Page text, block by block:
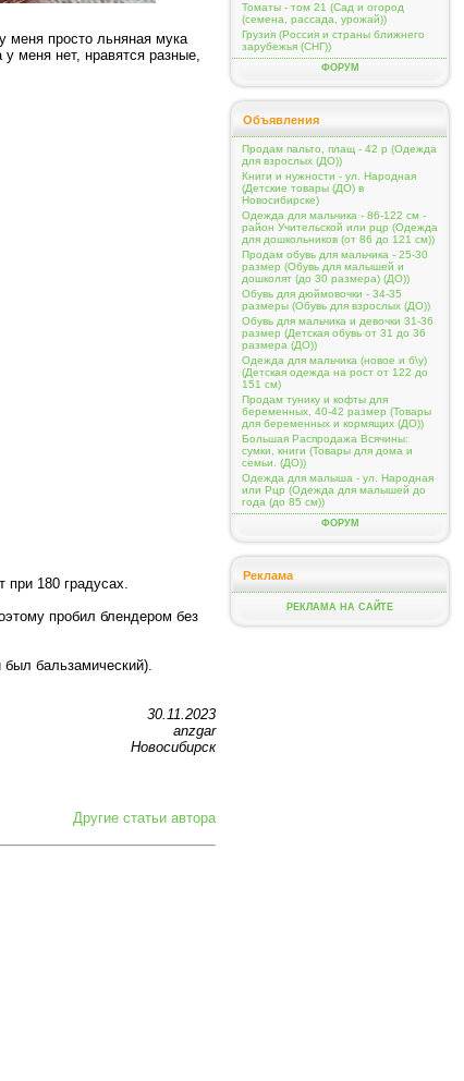
меня просто льняная мука
меня нет, нравятся разные,
180 градусах.
пробил блендером без
бальзамический).
30.11.2023
anzgar
Новосибирск
Другие статьи автора
Томаты - том 21 (Сад и огород
(семена, рассада, урожай))
Грузия (Россия и страны ближнего
зарубежья (СНГ))
ФОРУМ
Объявления
Продам пальто, плащ - 42 р (Одежда
для взрослых (ДО))
Книги и нужности - ул. Народная
(Детские товары (ДО) в
Новосибирске)
Одежда для мальчика - 86-122 см -
район Учительской или рцр (Одежда
для дошкольников (от 86 до 121 см))
Продам обувь для мальчика - 25-30
размер (Обувь для малышей и
дошколят (до 30 размера) (ДО))
Обувь для дюймовочки - 34-35
размеры (Обувь для взрослых (ДО))
Обувь для мальчика и девочки 31-36
размер (Детская обувь от 31 до 36
размера (ДО))
Одежда для мальчика (новое и б\у)
(Детская одежда на рост от 122 до
151 см)
Продам тунику и кофты для
беременных, 40-42 размер (Товары
для беременных и кормящих (ДО))
Большая Распродажа Всячины:
сумки, книги (Товары для дома и
семьи. (ДО))
Одежда для малыша - ул. Народная
или Рцр (Одежда для малышей до
года (до 85 см))
ФОРУМ
Реклама
РЕКЛАМА НА САЙТЕ